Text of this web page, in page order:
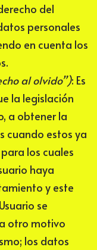
del
personales
en cuenta los
al olvido”): Es
la legislación
a obtener la
cuando estos ya
los cuales
haya
y este
se
otro motivo
los datos